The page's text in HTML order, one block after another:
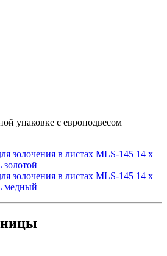
упаковке с европодвесом
золочения в листах MLS-145 14 x
золотой
золочения в листах MLS-145 14 x
медный